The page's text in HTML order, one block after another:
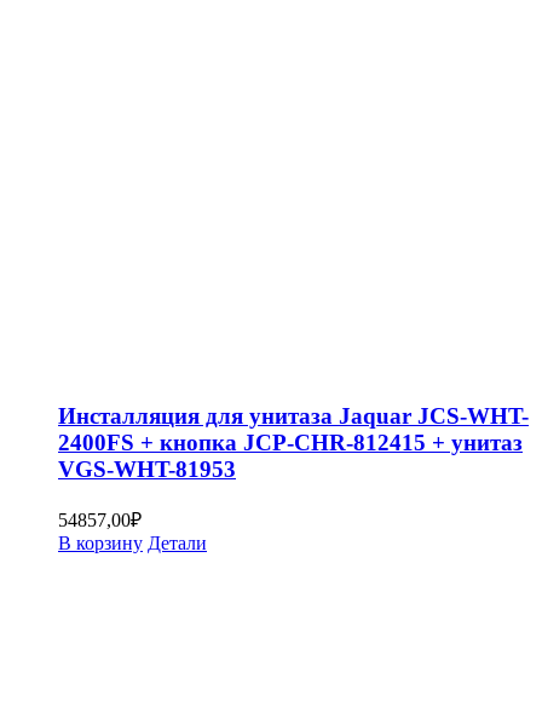
Инсталляция для унитаза Jaquar JCS-WHT-
2400FS + кнопка JCP-CHR-812415 + унитаз
VGS-WHT-81953
54857,00₽
В корзину Детали